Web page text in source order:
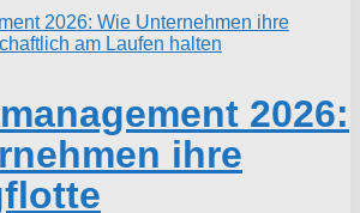
2026:
ihre